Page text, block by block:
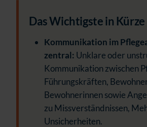
Das Wichtigste in Kürze
Kommunikation im
zentral: Unklare oder
Kommunikation zwischen
Führungskräften,
Bewohnerinnen sowie
zu Missverständnissen,
Unsicherheiten.